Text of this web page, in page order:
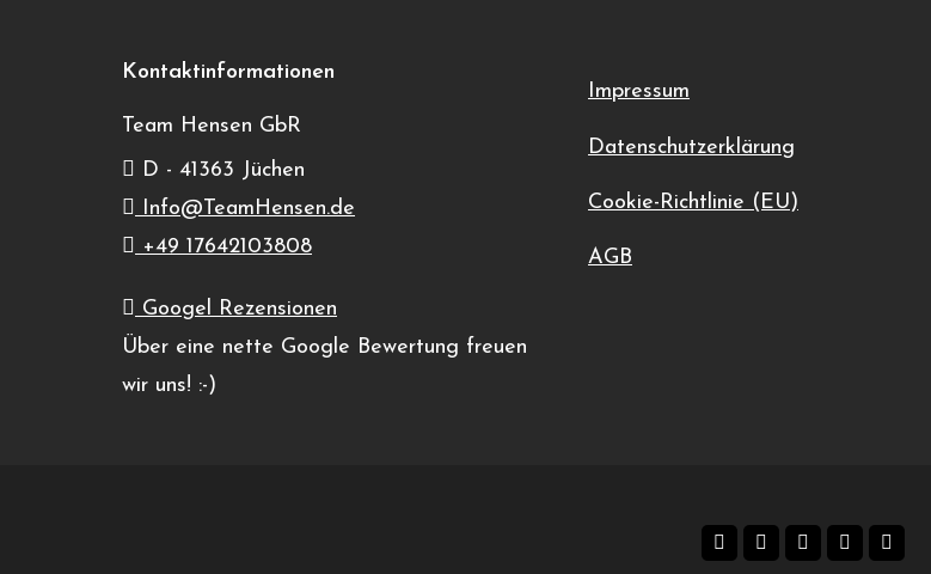
Reinstedt,06463
Google Karte anzeigen
harz-ring@t-online.de
Veranstaltungsort-Website
anzeigen
XXL-Kurven-Perfektions-Training Harz-Ring
Kontaktinformationen
Team Hensen GbR
D - 41363 Jüchen
Info@TeamHensen.de
+49 17642103808
Googel Rezensionen
Über eine nette Google Bewertung freuen
wir uns! :-)
Impressum
Datenschutzerklärung
Cookie-Richtlinie (EU)
AGB